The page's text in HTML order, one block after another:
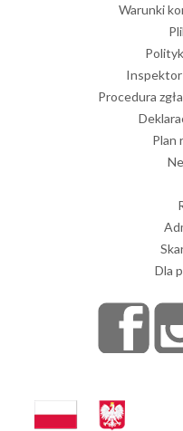
Warunki
Procedura
Plan
Dla